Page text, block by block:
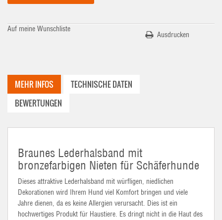
Auf meine Wunschliste
Ausdrucken
MEHR INFOS
TECHNISCHE DATEN
BEWERTUNGEN
Braunes Lederhalsband mit
bronzefarbigen Nieten für Schäferhunde
Dieses attraktive Lederhalsband mit würfligen, niedlichen
Dekorationen wird Ihrem Hund viel Komfort bringen und viele
Jahre dienen, da es keine Allergien verursacht. Dies ist ein
hochwertiges Produkt für Haustiere. Es dringt nicht in die Haut des